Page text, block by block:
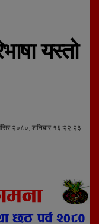
यस्तो
२०८०, शनिबार १६:२२ २३